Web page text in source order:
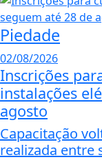
Piedade
02/08/2026
Inscrições
instalações
agosto
Capacitação
realizada entre